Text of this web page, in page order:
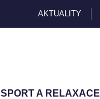
AKTUALITY
SPORT A RELAXACE